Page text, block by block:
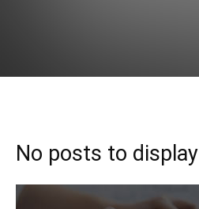
No posts to display